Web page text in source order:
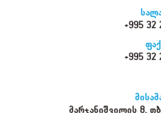
+995 32
+995 32
მარჯანიშვილის 8,